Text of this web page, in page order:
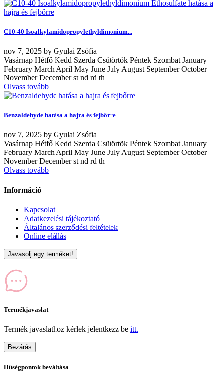
C10-40 Isoalkylamidopropylethyldimonium...
nov 7, 2025 by Gyulai Zsófia
Vasárnap Hétfő Kedd Szerda Csütörtök Péntek Szombat January
February March April May June July August September October
November December st nd rd th
Olvass tovább
Benzaldehyde hatása a hajra és fejbőrre
nov 7, 2025 by Gyulai Zsófia
Vasárnap Hétfő Kedd Szerda Csütörtök Péntek Szombat January
February March April May June July August September October
November December st nd rd th
Olvass tovább
Információ
Kapcsolat
Adatkezelési tájékoztató
Általános szerződési feltételek
Online elállás
Javasolj egy terméket!
Termékjavaslat
Termék javaslathoz kérlek jelentkezz be itt.
Bezárás
Hűségpontok beváltása